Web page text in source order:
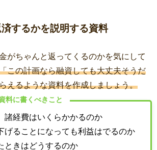
するかを説明する資料
がちゃんと返ってくるのかを気にして
この計画なら融資しても大丈夫そうだ
えるような資料を作成しましょう。
料に書くべきこと
諸経費はいくらかかるのか
げることになっても利益はでるのか
ときはどうするのか